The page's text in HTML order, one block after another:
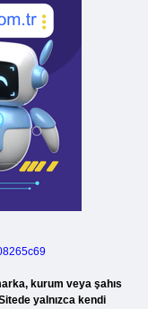
kurum veya şahıs
yalnızca kendi